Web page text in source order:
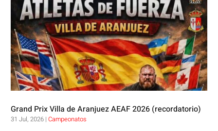
Grand Prix Villa de Aranjuez AEAF 2026 (recordatorio)
31 Jul, 2026 |Campeonatos